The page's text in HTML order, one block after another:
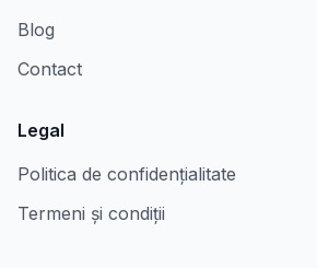
Blog
Contact
Legal
Politica de confidențialitate
Termeni și condiții